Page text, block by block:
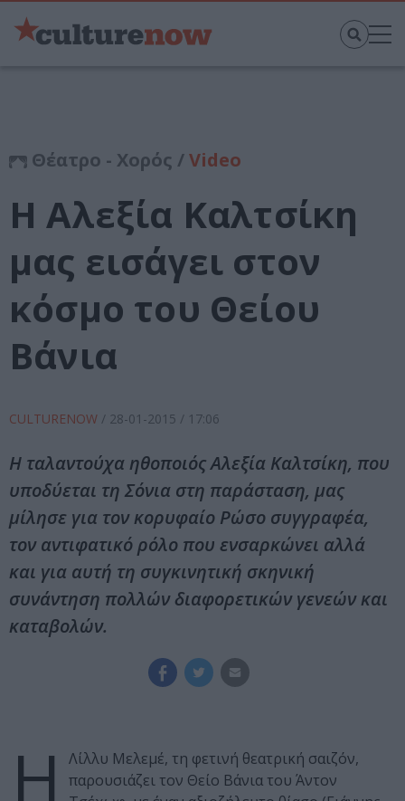
Θέατρο - Χορός /Video
Η Αλεξία Καλτσίκη
μας εισάγει στον
κόσμο του Θείου
Βάνια
CULTURENOW / 28-01-2015 / 17:06
Η ταλαντούχα ηθοποιός Αλεξία Καλτσίκη, που
υποδύεται τη Σόνια στη παράσταση, μας
μίλησε για τον κορυφαίο Ρώσο συγγραφέα,
τον αντιφατικό ρόλο που ενσαρκώνει αλλά
και για αυτή τη συγκινητική σκηνική
συνάντηση πολλών διαφορετικών γενεών και
καταβολών.
Η
Λίλλυ Μελεμέ, τη φετινή θεατρική σαιζόν,
παρουσιάζει τον Θείο Βάνια του Άντον